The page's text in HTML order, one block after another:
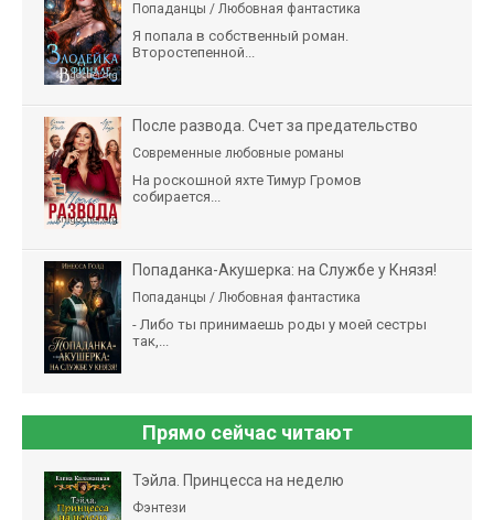
Попаданцы / Любовная фантастика
Я попала в собственный роман.
Второстепенной...
После развода. Счет за предательство
Современные любовные романы
На роскошной яхте Тимур Громов
собирается...
Попаданка-Акушерка: на Службе у Князя!
Попаданцы / Любовная фантастика
- Либо ты принимаешь роды у моей сестры
так,...
Прямо сейчас читают
Тэйла. Принцесса на неделю
Фэнтези